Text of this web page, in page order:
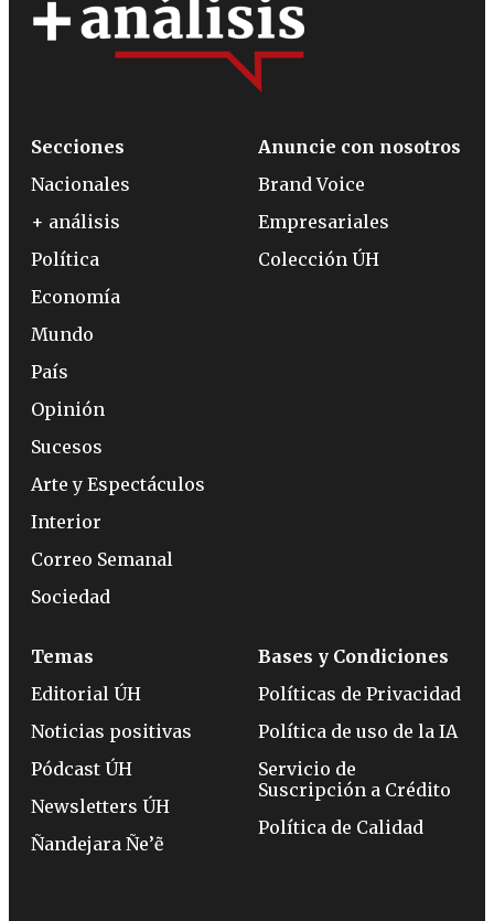
Secciones
Nacionales
+ análisis
Política
Economía
Mundo
País
Opinión
Sucesos
Arte y Espectáculos
Interior
Correo Semanal
Sociedad
Anuncie con nosotros
Brand Voice
Empresariales
Colección ÚH
Temas
Editorial ÚH
Noticias positivas
Pódcast ÚH
Newsletters ÚH
Ñandejara Ñe’ẽ
Bases y Condiciones
Políticas de Privacidad
Política de uso de la IA
Servicio de
Suscripción a Crédito
Política de Calidad